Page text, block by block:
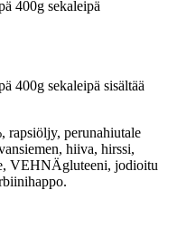
400g sekaleipä
400g sekaleipä sisältää
rapsiöljy, perunahiutale
hiiva, hirssi,
VEHNÄgluteeni, jodioitu